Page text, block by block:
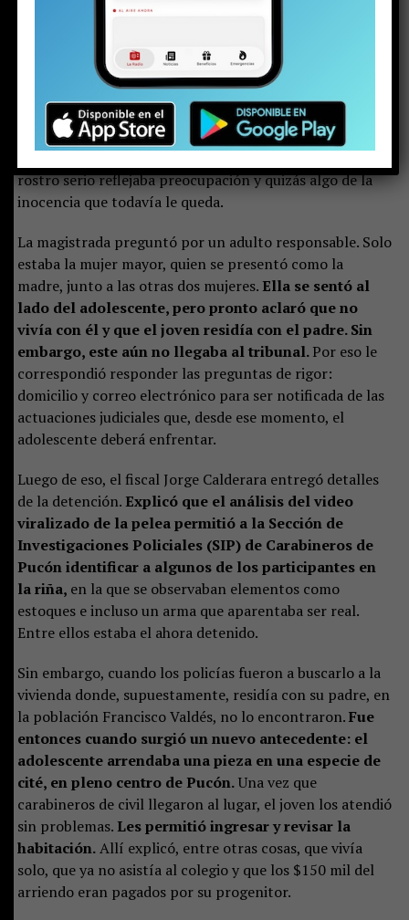
Pero en la justicia hay poco espacio para las emociones.
Minutos antes de esa escena, el joven, con cara de
niño, se presentó ante la jueza del Juzgado de
Garantía de Pucón. Con las esposas en sus muñecas,
vestía una parka negra y brillante, zapatillas, un
rostro serio reflejaba preocupación y quizás algo de la
inocencia que todavía le queda.
La magistrada preguntó por un adulto responsable. Solo
estaba la mujer mayor, quien se presentó como la
madre, junto a las otras dos mujeres. Ella se sentó al
lado del adolescente, pero pronto aclaró que no
vivía con él y que el joven residía con el padre. Sin
embargo, este aún no llegaba al tribunal.Por eso le
correspondió responder las preguntas de rigor:
domicilio y correo electrónico para ser notificada de las
actuaciones judiciales que, desde ese momento, el
adolescente deberá enfrentar.
Luego de eso, el fiscal Jorge Calderara entregó detalles
de la detención. Explicó que el análisis del video
viralizado de la pelea permitió a la Sección de
Investigaciones Policiales (SIP) de Carabineros de
Pucón identificar a algunos de los participantes en
la riña, en la que se observaban elementos como
estoques e incluso un arma que aparentaba ser real.
Entre ellos estaba el ahora detenido.
Sin embargo, cuando los policías fueron a buscarlo a la
vivienda donde, supuestamente, residía con su padre, en
la población Francisco Valdés, no lo encontraron.Fue
entonces cuando surgió un nuevo antecedente: el
adolescente arrendaba una pieza en una especie de
cité, en pleno centro de Pucón.Una vez que
carabineros de civil llegaron al lugar, el joven los atendió
sin problemas. Les permitió ingresar y revisar la
habitación.Allí explicó, entre otras cosas, que vivía
solo, que ya no asistía al colegio y que los $150 mil del
arriendo eran pagados por su progenitor.